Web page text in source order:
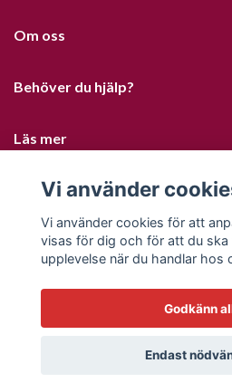
Om oss
Behöver du hjälp?
Läs mer
Sociala medier
© 2026 Sofias
Vi använder
Vi använder cookies för att
visas för dig och för att du ska
upplevelse när du handlar hos
Godkänn
Endast